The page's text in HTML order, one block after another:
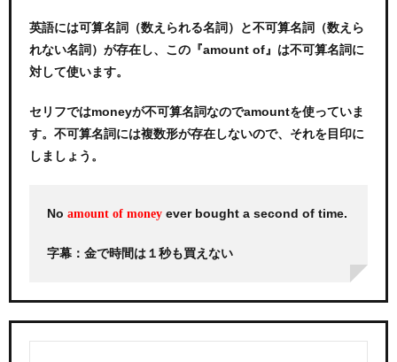
英語には可算名詞（数えられる名詞）と不可算名詞（数えら
れない名詞）が存在し、この『amount of』は不可算名詞に
対して使います。
セリフではmoneyが不可算名詞なのでamountを使っていま
す。不可算名詞には複数形が存在しないので、それを目印に
しましょう。
No amount of money ever bought a second of time.
字幕：金で時間は１秒も買えない